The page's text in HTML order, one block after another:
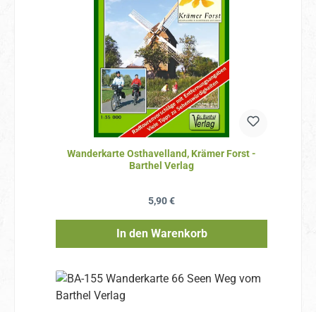
Wanderkarte Osthavelland, Krämer Forst -
Barthel Verlag
Regulärer Preis:
5,90 €
In den Warenkorb